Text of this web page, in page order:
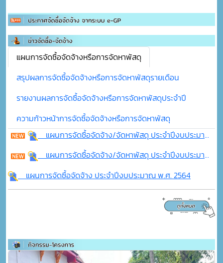
แผนการจัดซื้อจัดจ้างหรือการจัดหาพัสดุ
สรุปผลการจัดซื้อจัดจ้างหรือการจัดหาพัสดุรายเดือน
รายงานผลการจัดซื้อจัดจ้างหรือการจัดหาพัสดุประจำปี
ความก้าวหน้าการจัดซื้อจัดจ้างหรือการจัดหาพัสดุ
แผนการจัดซื้อจัดจ้าง/จัดหาพัสดุ ประจำปีงบประมาณ พ.ศ.2566
แผนการจัดซื้อจัดจ้าง/จัดหาพัสดุ ประจำปีงบประมาณ พ.ศ.2565
แผนการจัดซื้อจัดจ้าง ประจำปีงบประมาณ พ.ศ. 2564